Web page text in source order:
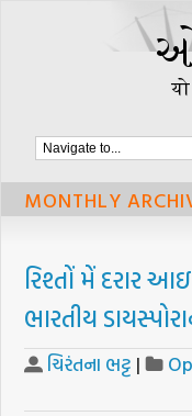
MONTHLY
રિશ્તોં મેં દરાર
ભારતીય
ચિરંતના ભટ્ટ |